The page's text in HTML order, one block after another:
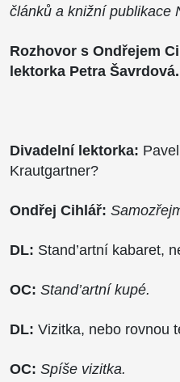
článků a knižní publikace
Rozhovor s Ondřejem
lektorka Petra Šavrdová.
Divadelní lektorka:
Krautgartner?
Ondřej Cihlář:
DL: Stand’artní kabaret,
OC: Stand’artní kupé.
DL: Vizitka, nebo rovnou
OC: Spíše vizitka.